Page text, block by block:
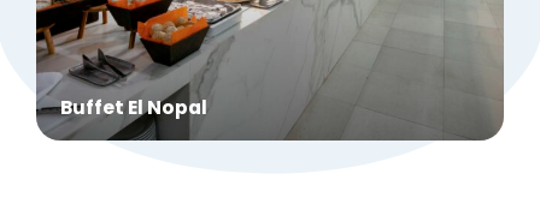
Buffet El Nopal